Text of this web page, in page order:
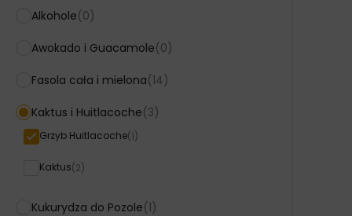
Alkohole(0)
Awokado i Guacamole(0)
Fasola cała i mielona(14)
Kaktus i Huitlacoche(3)
Grzyb Huitlacoche(1)
Kaktus(2)
Kukurydza do Pozole(1)